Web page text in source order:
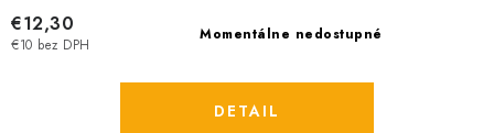
Momentálne nedostupné
€10 bez DPH
€12,30
DETAIL